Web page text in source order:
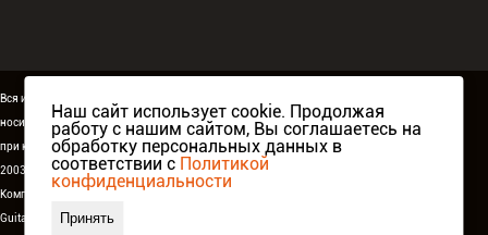
Вся информация, размещённая на сайте espguitars.ru,
носит исключительно информационный характер и ни
при каких условиях не является публичной офертой.
2003-2026 ©ESP Guitars . Все права защищены.
Компания Аваллон, официальный дистрибьютор
Guitars
в России,
Наш сайт использует cookie. Продолжая
работу с нашим сайтом, Вы соглашаетесь на
обработку персональных данных в
соответствии с Политикой
конфиденциальности
Принять